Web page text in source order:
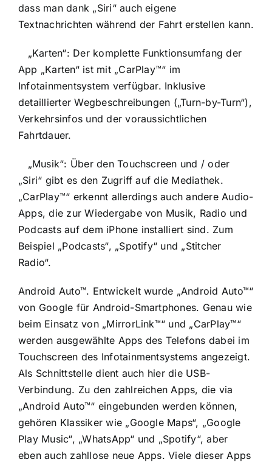
dass man dank „Siri“ auch eigene
Textnachrichten während der Fahrt erstellen kann.
„Karten“: Der komplette Funktionsumfang der
App „Karten“ ist mit „CarPlay™“ im
Infotainmentsystem verfügbar. Inklusive
detaillierter Wegbeschreibungen („Turn-by-Turn“),
Verkehrsinfos und der voraussichtlichen
Fahrtdauer.
„Musik“: Über den Touchscreen und / oder
„Siri“ gibt es den Zugriff auf die Mediathek.
„CarPlay™“ erkennt allerdings auch andere Audio-
Apps, die zur Wiedergabe von Musik, Radio und
Podcasts auf dem iPhone installiert sind. Zum
Beispiel „Podcasts“, „Spotify“ und „Stitcher
Radio“.
Android Auto™. Entwickelt wurde „Android Auto™“
von Google für Android-Smartphones. Genau wie
beim Einsatz von „MirrorLink™“ und „CarPlay™“
werden ausgewählte Apps des Telefons dabei im
Touchscreen des Infotainmentsystems angezeigt.
Als Schnittstelle dient auch hier die USB-
Verbindung. Zu den zahlreichen Apps, die via
„Android Auto™“ eingebunden werden können,
gehören Klassiker wie „Google Maps“, „Google
Play Music“, „WhatsApp“ und „Spotify“, aber
eben auch zahllose neue Apps. Viele dieser Apps